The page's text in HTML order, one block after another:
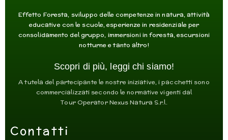
b
o
o
k
a
g
r
a
m
u
b
e
Effetto Foresta, sviluppo delle competenze in natura, attività
educative con le scuole, esperienze in residenziale per
consolidamento del gruppo, immersioni in foresta, escursioni
notturne e tanto altro!
Scopri di più, leggi chi siamo!
A tutela del partecipante le nostre iniziative, i pacchetti sono
commercializzati secondo le normative vigenti dal
Tour Operator Nexus Natura S.r.l.
Contatti